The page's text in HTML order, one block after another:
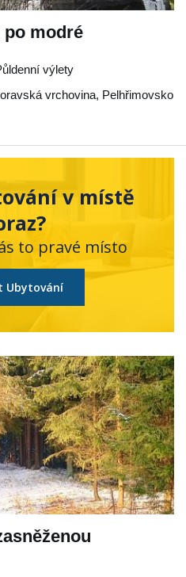
modré
výlety
vrchovina, Pelhřimovsko
v místě
to pravé místo
Ubytování